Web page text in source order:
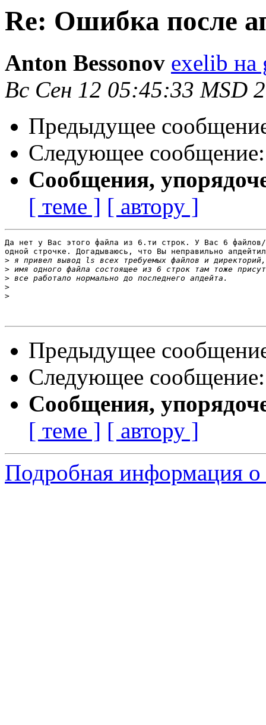
Re: Ошибка после
Anton Bessonov exelib на
Вс Сен 12 05:45:33 MSD
Предыдущее
Следующее
Сообщения,
[ теме ] [ автору ]
Да нет у Вас этого файла из 6.ти строк. У Вас 6
одной строчке. Догадываюсь, что Вы неправильно
>
>
>
>
>
Предыдущее
Следующее
Сообщения,
[ теме ] [ автору ]
Подробная информация